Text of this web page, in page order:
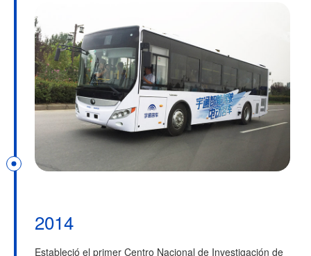
2014
Estableció el primer Centro Nacional de Investigación de